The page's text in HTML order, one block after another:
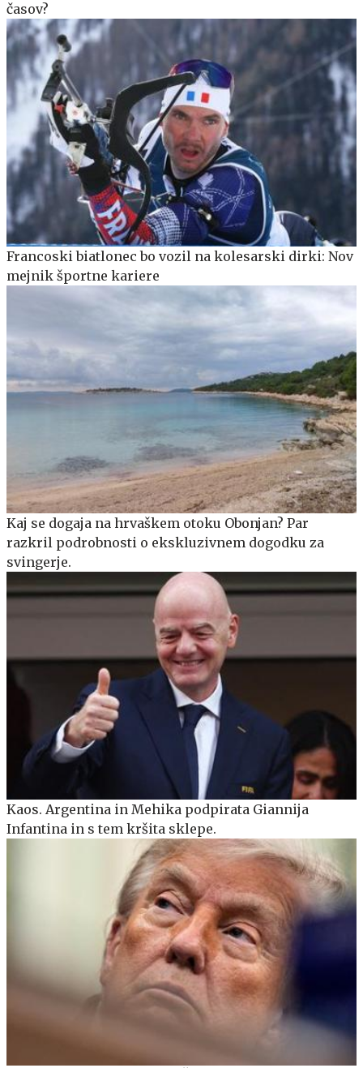
časov?
Francoski biatlonec bo vozil na kolesarski dirki: Nov
mejnik športne kariere
Kaj se dogaja na hrvaškem otoku Obonjan? Par
razkril podrobnosti o ekskluzivnem dogodku za
svingerje.
Kaos. Argentina in Mehika podpirata Giannija
Infantina in s tem kršita sklepe.